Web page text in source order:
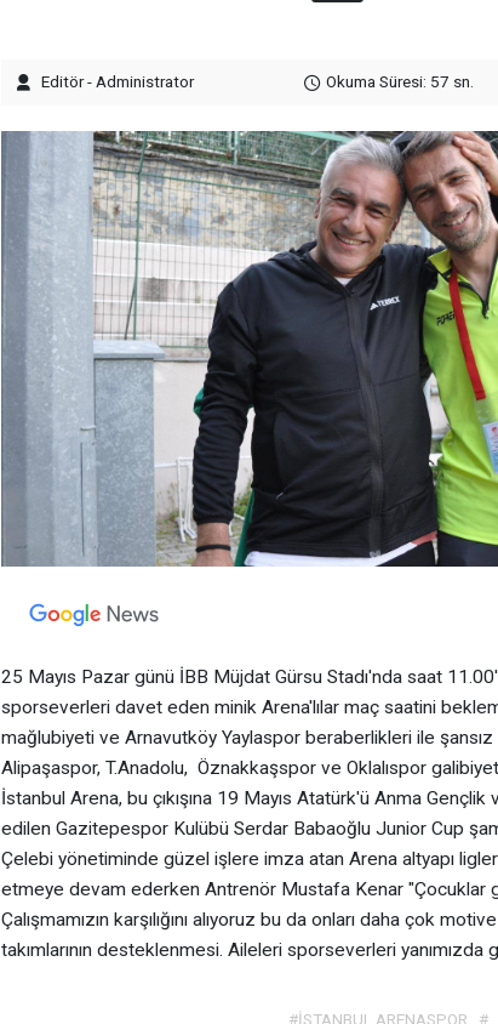
Editör - Administrator Okuma Süresi: 57 sn.
25 Mayıs Pazar günü İBB Müjdat Gürsu Stadı'nda saat
sporseverleri davet eden minik Arena'lılar maç saatini
mağlubiyeti ve Arnavutköy Yaylaspor beraberlikleri ile
Alipaşaspor, T.Anadolu, Öznakkaşspor ve Oklalıspor
İstanbul Arena, bu çıkışına 19 Mayıs Atatürk'ü Anma
edilen Gazitepespor Kulübü Serdar Babaoğlu Junior Cup
Çelebi yönetiminde güzel işlere imza atan Arena altyapı
etmeye devam ederken Antrenör Mustafa Kenar "Çocuklar
Çalışmamızın karşılığını alıyoruz bu da onları daha çok
takımlarının desteklenmesi. Aileleri sporseverleri
#İSTANBUL ARENASPOR #